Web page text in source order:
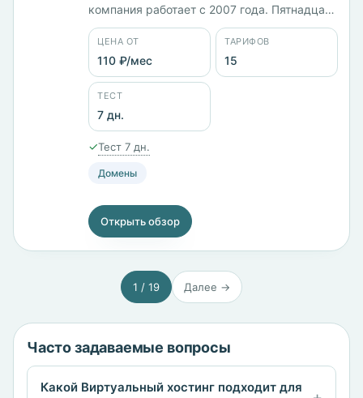
компания работает с 2007 года. Пятнадцать
тарифов от 110 ₽/мес: виртуальный хостинг,
VPS и выделенные машины. VPS на OpenVZ
идут от 264 ₽/мес за 1 ГБ памяти до 921 ₽/
мес за 4 ядра и 8 ГБ, конфигурация на KVM
с 4 ГБ стоит 1210 ₽/мес. Панели cPanel и
ISPmanager.
ЦЕНА ОТ
110 ₽/мес
ТАРИФОВ
15
ТЕСТ
7 дн.
✓Тест 7 дн.
Домены
Открыть обзор
1 / 19 Далее →
Часто задаваемые вопросы
Какой Виртуальный хостинг подходит для